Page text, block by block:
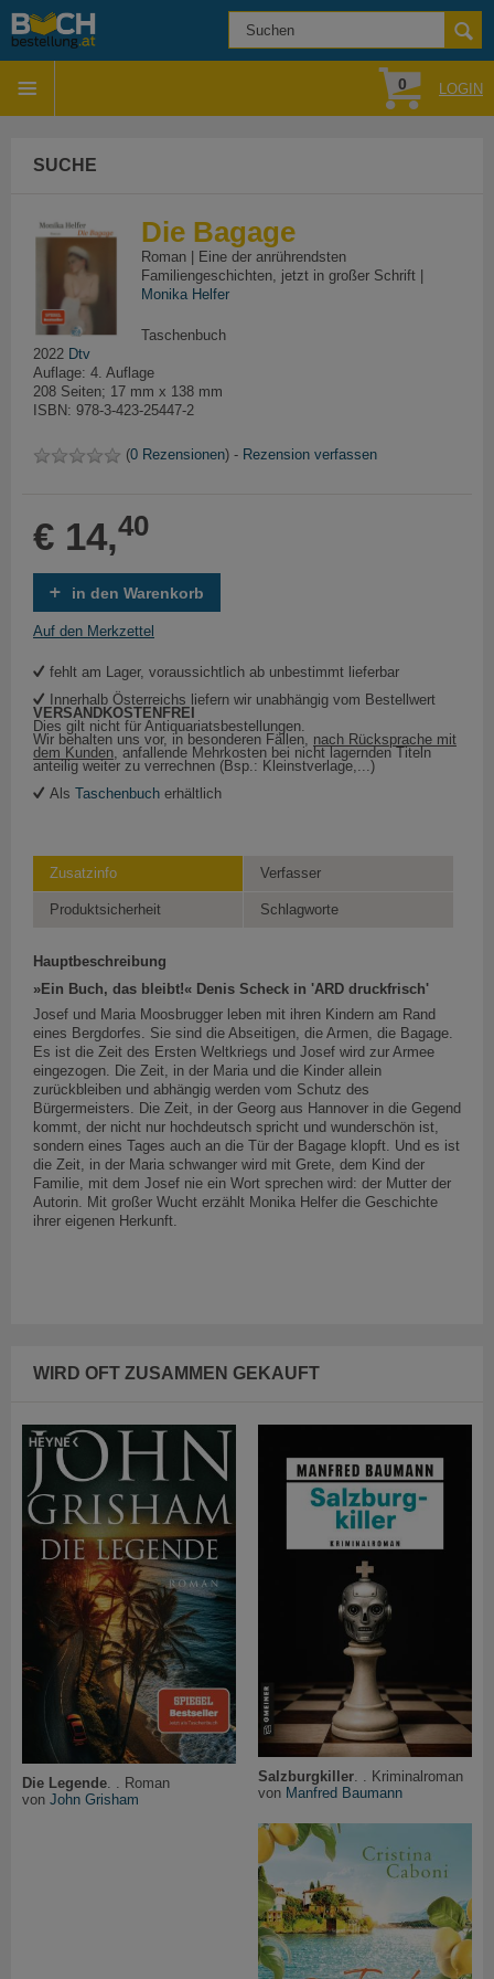
0 LOGIN
SUCHE
Die Bagage
Roman | Eine der anrührendsten
Familiengeschichten, jetzt in großer Schrift |
Monika Helfer
Taschenbuch
2022 Dtv
Auflage: 4. Auflage
208 Seiten; 17 mm x 138 mm
ISBN: 978-3-423-25447-2
(0 Rezensionen) - Rezension verfassen
€ 14,40
in den Warenkorb
Auf den Merkzettel
fehlt am Lager, voraussichtlich ab unbestimmt lieferbar
Innerhalb Österreichs liefern wir unabhängig vom Bestellwert
VERSANDKOSTENFREI
Dies gilt nicht für Antiquariatsbestellungen.
Wir behalten uns vor, in besonderen Fällen, nach Rücksprache mit
dem Kunden, anfallende Mehrkosten bei nicht lagernden Titeln
anteilig weiter zu verrechnen (Bsp.: Kleinstverlage,...)
Als Taschenbuch erhältlich
Zusatzinfo Verfasser
Produktsicherheit Schlagworte
Hauptbeschreibung
»Ein Buch, das bleibt!« Denis Scheck in 'ARD druckfrisch'
Josef und Maria Moosbrugger leben mit ihren Kindern am Rand
eines Bergdorfes. Sie sind die Abseitigen, die Armen, die Bagage.
Es ist die Zeit des Ersten Weltkriegs und Josef wird zur Armee
eingezogen. Die Zeit, in der Maria und die Kinder allein
zurückbleiben und abhängig werden vom Schutz des
Bürgermeisters. Die Zeit, in der Georg aus Hannover in die Gegend
kommt, der nicht nur hochdeutsch spricht und wunderschön ist,
sondern eines Tages auch an die Tür der Bagage klopft. Und es ist
die Zeit, in der Maria schwanger wird mit Grete, dem Kind der
Familie, mit dem Josef nie ein Wort sprechen wird: der Mutter der
Autorin. Mit großer Wucht erzählt Monika Helfer die Geschichte
ihrer eigenen Herkunft.
WIRD OFT ZUSAMMEN GEKAUFT
Die Legende . . Roman
von John Grisham
Salzburgkiller . . Kriminalroman
von Manfred Baumann